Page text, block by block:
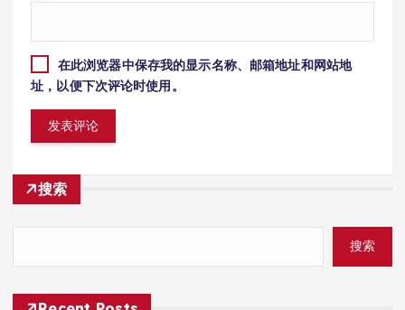
在此浏览器中保存我的显示名称、邮箱地址和网站地
址，以便下次评论时使用。
搜索
搜索